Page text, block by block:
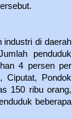
industri di daerah
penduduk
4 persen per
Ciputat, Pondok
150 ribu orang,
beberapa